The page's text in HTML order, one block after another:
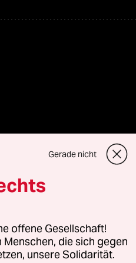
GmbH
Fragen oder für Genehmigungen
Gerade nicht
offene Gesellschaft!
die sich gegen
unsere Solidarität.